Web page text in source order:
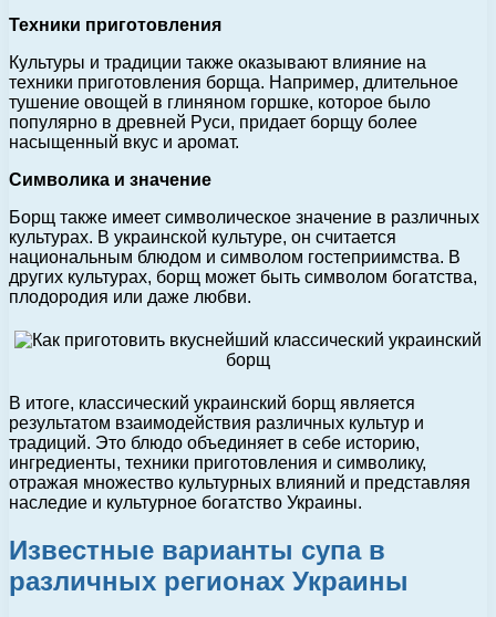
Техники приготовления
Культуры и традиции также оказывают влияние на
техники приготовления борща. Например, длительное
тушение овощей в глиняном горшке, которое было
популярно в древней Руси, придает борщу более
насыщенный вкус и аромат.
Символика и значение
Борщ также имеет символическое значение в различных
культурах. В украинской культуре, он считается
национальным блюдом и символом гостеприимства. В
других культурах, борщ может быть символом богатства,
плодородия или даже любви.
В итоге, классический украинский борщ является
результатом взаимодействия различных культур и
традиций. Это блюдо объединяет в себе историю,
ингредиенты, техники приготовления и символику,
отражая множество культурных влияний и представляя
наследие и культурное богатство Украины.
Известные варианты супа в
различных регионах Украины